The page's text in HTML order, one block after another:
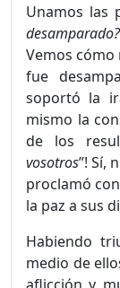
Unamos las
desamparado?
Vemos cómo
fue
soportó la
mismo la
de los
vosotros”! Sí,
proclamó
la paz a sus
Habiendo
medio de